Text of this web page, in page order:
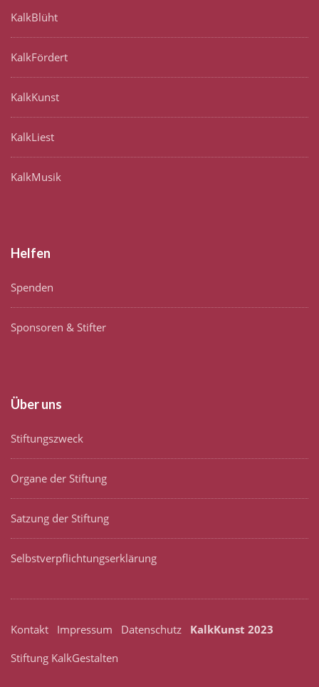
KalkBlüht
KalkFördert
KalkKunst
KalkLiest
KalkMusik
Helfen
Spenden
Sponsoren & Stifter
Über uns
Stiftungszweck
Organe der Stiftung
Satzung der Stiftung
Selbstverpflichtungserklärung
Kontakt Impressum Datenschutz
KalkKunst 2023
Stiftung KalkGestalten